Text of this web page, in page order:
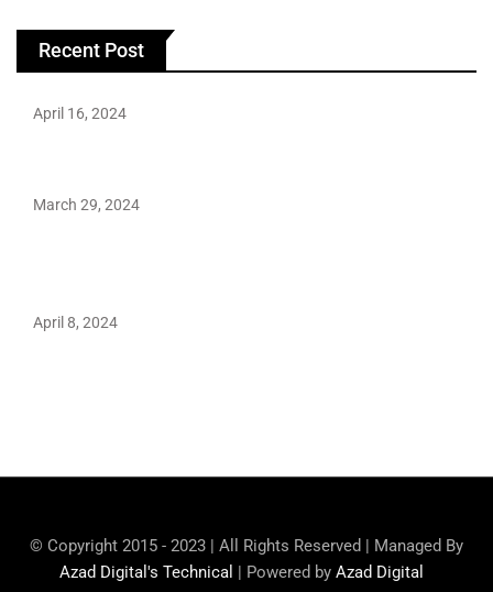
Recent Post
April 16, 2024
March 29, 2024
April 8, 2024
© Copyright 2015 - 2023 | All Rights Reserved | Managed By
Azad Digital's Technical | Powered by Azad Digital